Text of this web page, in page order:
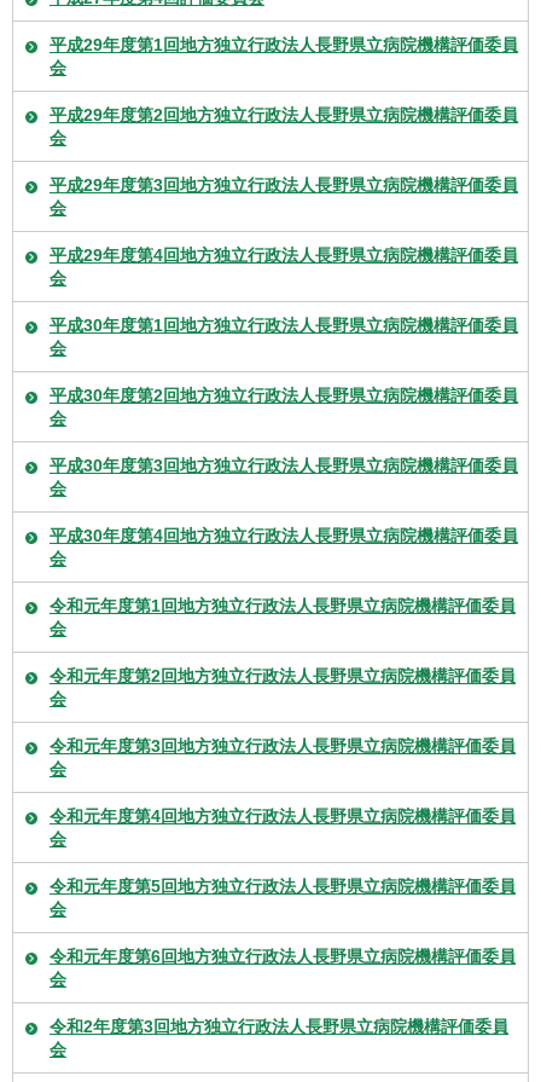
平成29年度第1回地方独立行政法人長野県立病院機構評価委員
会
平成29年度第2回地方独立行政法人長野県立病院機構評価委員
会
平成29年度第3回地方独立行政法人長野県立病院機構評価委員
会
平成29年度第4回地方独立行政法人長野県立病院機構評価委員
会
平成30年度第1回地方独立行政法人長野県立病院機構評価委員
会
平成30年度第2回地方独立行政法人長野県立病院機構評価委員
会
平成30年度第3回地方独立行政法人長野県立病院機構評価委員
会
平成30年度第4回地方独立行政法人長野県立病院機構評価委員
会
令和元年度第1回地方独立行政法人長野県立病院機構評価委員
会
令和元年度第2回地方独立行政法人長野県立病院機構評価委員
会
令和元年度第3回地方独立行政法人長野県立病院機構評価委員
会
令和元年度第4回地方独立行政法人長野県立病院機構評価委員
会
令和元年度第5回地方独立行政法人長野県立病院機構評価委員
会
令和元年度第6回地方独立行政法人長野県立病院機構評価委員
会
令和2年度第3回地方独立行政法人長野県立病院機構評価委員
会